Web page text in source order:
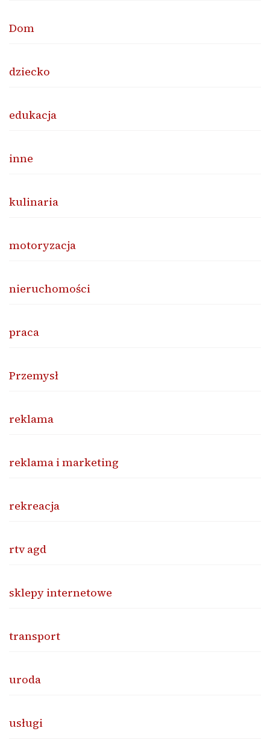
Dom
dziecko
edukacja
inne
kulinaria
motoryzacja
nieruchomości
praca
Przemysł
reklama
reklama i marketing
rekreacja
rtv agd
sklepy internetowe
transport
uroda
usługi